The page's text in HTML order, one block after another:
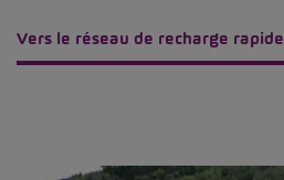
Vers le réseau de recharge rapide